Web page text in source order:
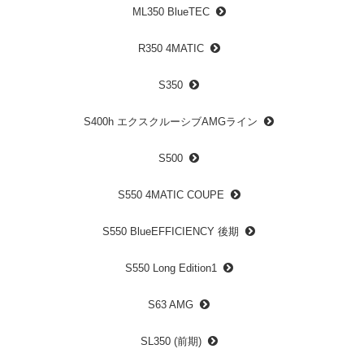
ML350 BlueTEC
R350 4MATIC
S350
S400h エクスクルーシブAMGライン
S500
S550 4MATIC COUPE
S550 BlueEFFICIENCY 後期
S550 Long Edition1
S63 AMG
SL350 (前期)